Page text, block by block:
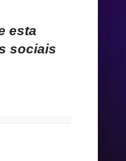
esta
sociais